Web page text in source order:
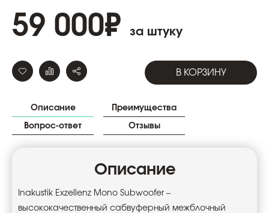
59 000₽ за штуку
В КОРЗИНУ
Описание Преимущества
Вопрос-ответ Отзывы
Описание
Inakustik Exzellenz Mono Subwoofer –
высококачественный сабвуферный межблочный